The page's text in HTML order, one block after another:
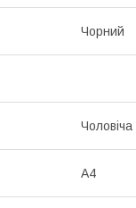
Чорний
Чоловіча
А4